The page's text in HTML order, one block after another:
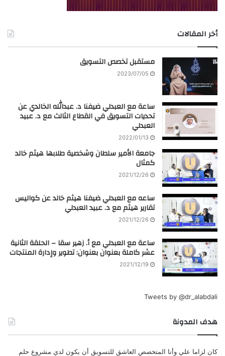
أخر المقالات
مستقبل تخصص التسويق
2023/07/05
ساعة مع العبدلي ضيفنا د. عبدالله الخالدي عن
تحديات التسويق في القطاع الثالث مع د. عبيد
العبدلي
2022/01/13
جامعة الأمير سلطان وشخصية طلابها هيثم خالد
كمثال
2021/12/26
ساعه مع العبدلي ضيفنا هيثم خالد عن كواليس
تقارير هيثم مع د. عبيد العبدلي
2021/12/26
ساعة مع العبدلي مع أ. زهير سقا – الحلقة الثانية
عشر كاملة بعنوان بعنوان: تطوير وإدارة المنتجات
2021/12/19
Tweets by @dr_alabdali
هدف المدونة
كان لزاما علي وأنا المتخصص العاشق للتسويق أن يكون لدي مشروع حلم